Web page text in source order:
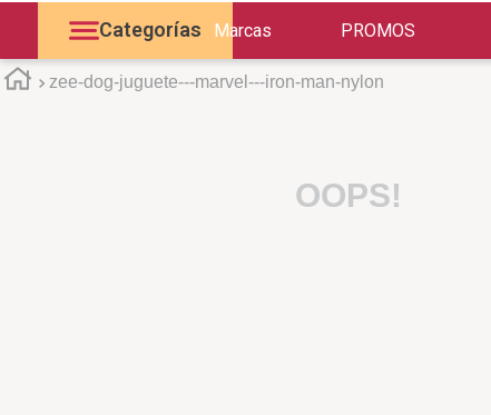
Categorías Marcas PROMOS
zee-dog-juguete---marvel---iron-man-nylon
OOPS!